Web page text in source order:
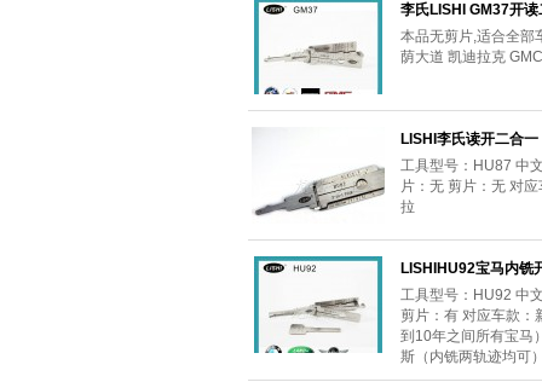
李氏LISHI GM37开读
本品无剪片,适合全部
荫大道 凯迪拉克
LISHI李氏读开二合
工具型号：HU87 中
片：无 剪片：无 对
拉
LISHIHU92宝马内铣
工具型号：HU92 中
剪片：有 对应车款：
到10年之间所有宝马
斯（内铣两轨迹均可